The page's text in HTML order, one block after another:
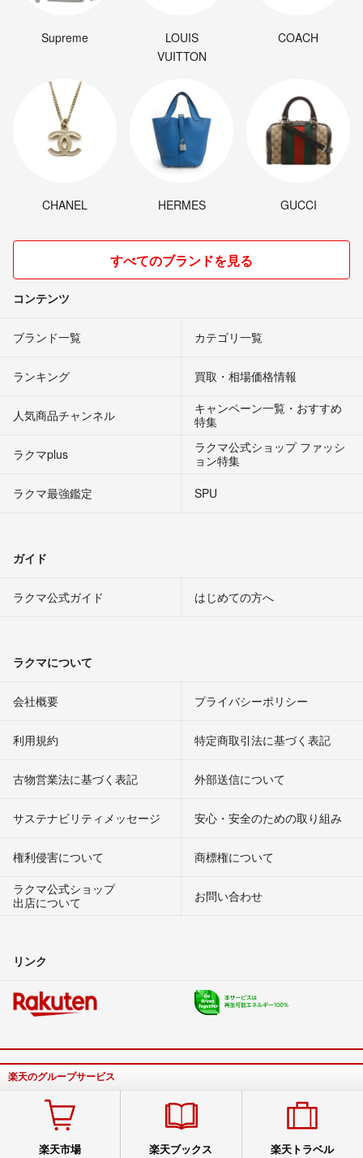
Supreme
LOUIS
VUITTON
COACH
CHANEL HERMES GUCCI
すべてのブランドを見る
コンテンツ
ブランド一覧 カテゴリ一覧
ランキング 買取・相場価格情報
人気商品チャンネル
キャンペーン一覧・おすすめ
特集
ラクマplus
ラクマ公式ショップ ファッシ
ョン特集
ラクマ最強鑑定
SPU
ガイド
ラクマ公式ガイド はじめての方へ
ラクマについて
会社概要 プライバシーポリシー
利用規約 特定商取引法に基づく表記
古物営業法に基づく表記 外部送信について
サステナビリティメッセージ 安心・安全のための取り組み
権利侵害について
商標権について
ラクマ公式ショップ
出店について
お問い合わせ
リンク
楽天のグループサービス
楽天市場 楽天ブックス 楽天トラベル